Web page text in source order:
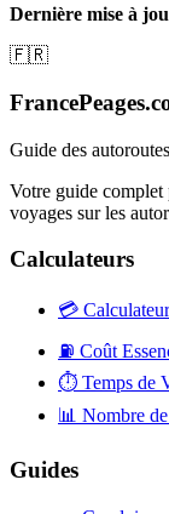
Dernière mise à
🇫🇷
Guide des autoroutes
Votre guide complet
voyages sur les
Calculateurs
💳
⛽ Coût
⏱️ Temps de
📊 Nombre de
Guides